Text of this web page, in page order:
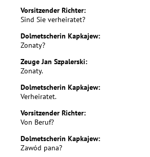
Vorsitzender Richter:
Sind Sie verheiratet?
Dolmetscherin Kapkajew:
Zonaty?
Zeuge Jan Szpalerski:
Zonaty.
Dolmetscherin Kapkajew:
Verheiratet.
Vorsitzender Richter:
Von Beruf?
Dolmetscherin Kapkajew:
Zawód pana?